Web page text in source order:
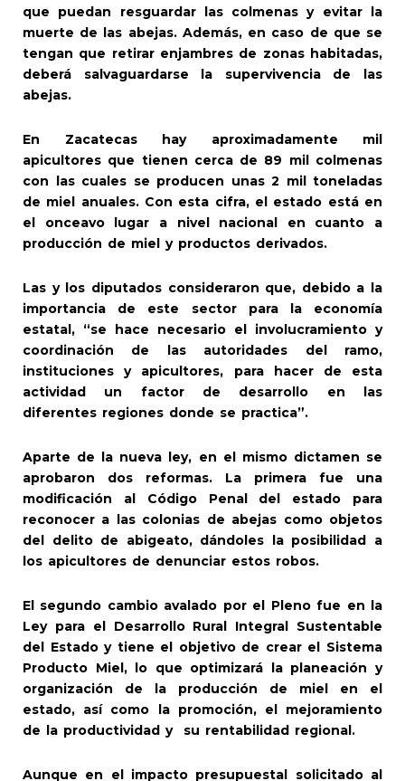
que puedan resguardar las colmenas y evitar la
muerte de las abejas. Además, en caso de que se
tengan que retirar enjambres de zonas habitadas,
deberá salvaguardarse la supervivencia de las
abejas.
En Zacatecas hay aproximadamente mil
apicultores que tienen cerca de 89 mil colmenas
con las cuales se producen unas 2 mil toneladas
de miel anuales. Con esta cifra, el estado está en
el onceavo lugar a nivel nacional en cuanto a
producción de miel y productos derivados.
Las y los diputados consideraron que, debido a la
importancia de este sector para la economía
estatal, “se hace necesario el involucramiento y
coordinación de las autoridades del ramo,
instituciones y apicultores, para hacer de esta
actividad un factor de desarrollo en las
diferentes regiones donde se practica”.
Aparte de la nueva ley, en el mismo dictamen se
aprobaron dos reformas. La primera fue una
modificación al Código Penal del estado para
reconocer a las colonias de abejas como objetos
del delito de abigeato, dándoles la posibilidad a
los apicultores de denunciar estos robos.
El segundo cambio avalado por el Pleno fue en la
Ley para el Desarrollo Rural Integral Sustentable
del Estado y tiene el objetivo de crear el Sistema
Producto Miel, lo que optimizará la planeación y
organización de la producción de miel en el
estado, así como la promoción, el mejoramiento
de la productividad y su rentabilidad regional.
Aunque en el impacto presupuestal solicitado al